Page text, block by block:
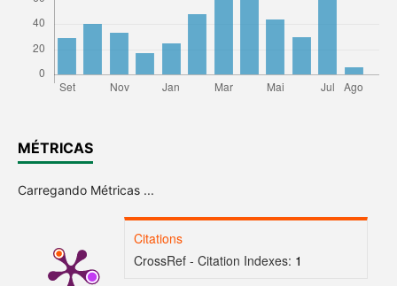
MÉTRICAS
Carregando Métricas ...
Citations
CrossRef - Citation Indexes: 1